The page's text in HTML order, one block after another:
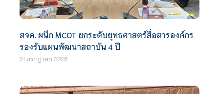
สจด. ผนึก MCOT ยกระดับยุทธศาสตร์สื่อสารองค์กร
รองรับแผนพัฒนาสถาบัน 4 ปี
21 กรกฎาคม 2026